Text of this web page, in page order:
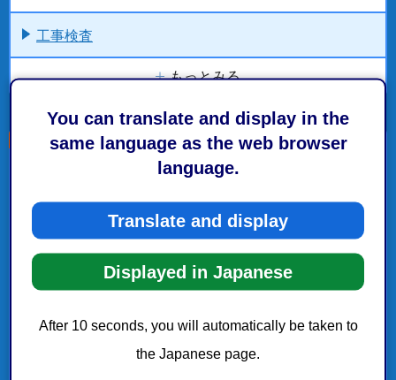
You can translate and display in the
same language as the web browser
language.
Translate and display
Displayed in Japanese
After 10 seconds, you will automatically be taken to
the Japanese page.
工事検査
もっとみる
こちらの記事も読まれています。
公共事業の技術政策
表彰・講習、成績評定
各種チェックリスト（工事検査）